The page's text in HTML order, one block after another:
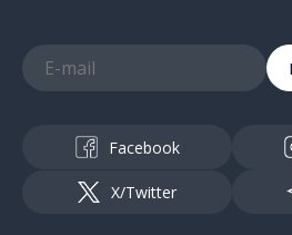
Facebook
X/Twitter